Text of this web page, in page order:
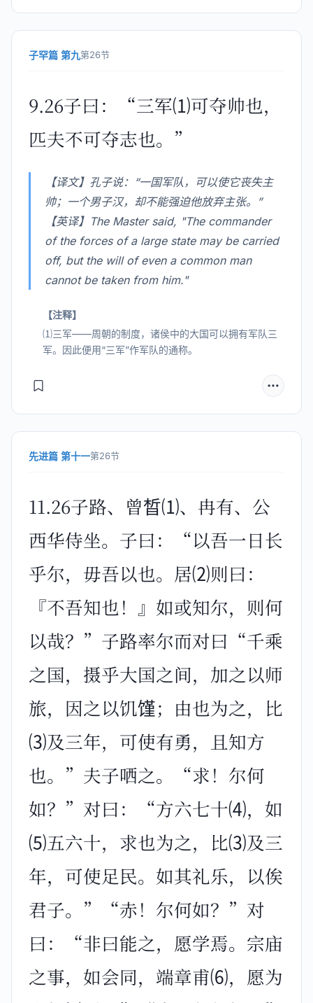
子罕篇 第九第26节
9.26子曰：“三军⑴可夺帅也，
匹夫不可夺志也。”
【译文】孔子说：“一国军队，可以使它丧失主
帅；一个男子汉，却不能强迫他放弃主张。”
【英译】The Master said, "The commander
of the forces of a large state may be carried
off, but the will of even a common man
cannot be taken from him."
【注释】
⑴三军——周朝的制度，诸侯中的大国可以拥有军队三
军。因此便用“三军”作军队的通称。
先进篇 第十一第26节
11.26子路、曾晳⑴、冉有、公
西华侍坐。子曰：“以吾一日长
乎尔，毋吾以也。居⑵则曰：
『不吾知也！』如或知尔，则何
以哉？”子路率尔而对曰“千乘
之国，摄乎大国之间，加之以师
旅，因之以饥馑；由也为之，比
⑶及三年，可使有勇，且知方
也。”夫子哂之。“求！尔何
如？”对曰：“方六七十⑷，如
⑸五六十，求也为之，比⑶及三
年，可使足民。如其礼乐，以俟
君子。”“赤！尔何如？”对
曰：“非曰能之，愿学焉。宗庙
之事，如会同，端章甫⑹，愿为